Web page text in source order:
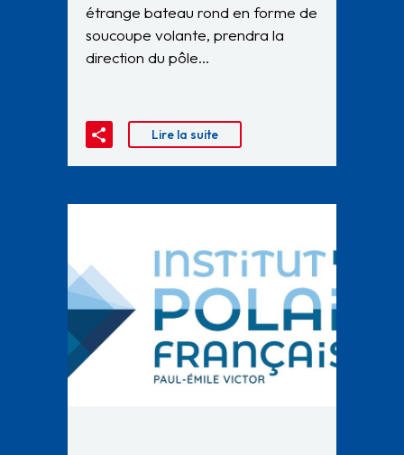
étrange bateau rond en forme de
soucoupe volante, prendra la
direction du pôle…
Lire la suite